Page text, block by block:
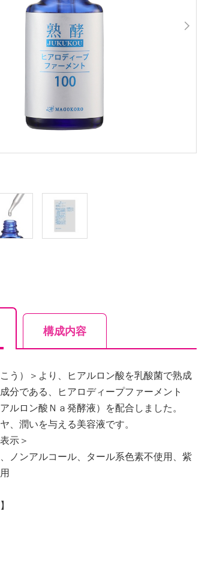
構成内容
う）＞より、ヒアルロン酸を乳酸菌で熟成
分である、ヒアロディープファーメント
ルロン酸Ｎａ発酵液）を配合しました。
、潤いを与える美容液です。
示＞
ノンアルコール、タール系色素不使用、紫